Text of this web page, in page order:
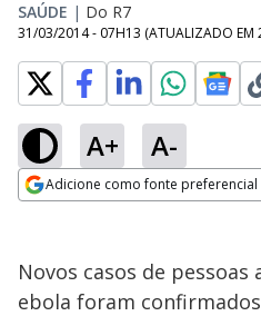
SAÚDE | Do R7
31/03/2014 - 07H13 (ATUALIZADO EM
A+ A-
Adicione como fonte preferencial
Novos casos de
ebola foram